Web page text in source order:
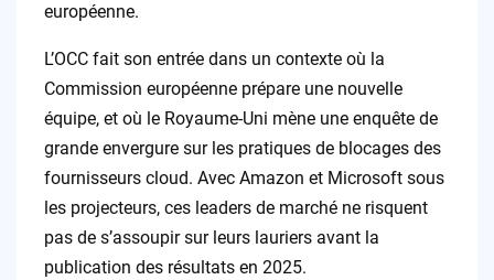
européenne.
L’OCC fait son entrée dans un contexte où la
Commission européenne prépare une nouvelle
équipe, et où le Royaume-Uni mène une enquête de
grande envergure sur les pratiques de blocages des
fournisseurs cloud. Avec Amazon et Microsoft sous
les projecteurs, ces leaders de marché ne risquent
pas de s’assoupir sur leurs lauriers avant la
publication des résultats en 2025.